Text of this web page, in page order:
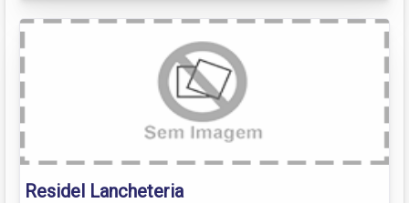
Residel Lancheteria